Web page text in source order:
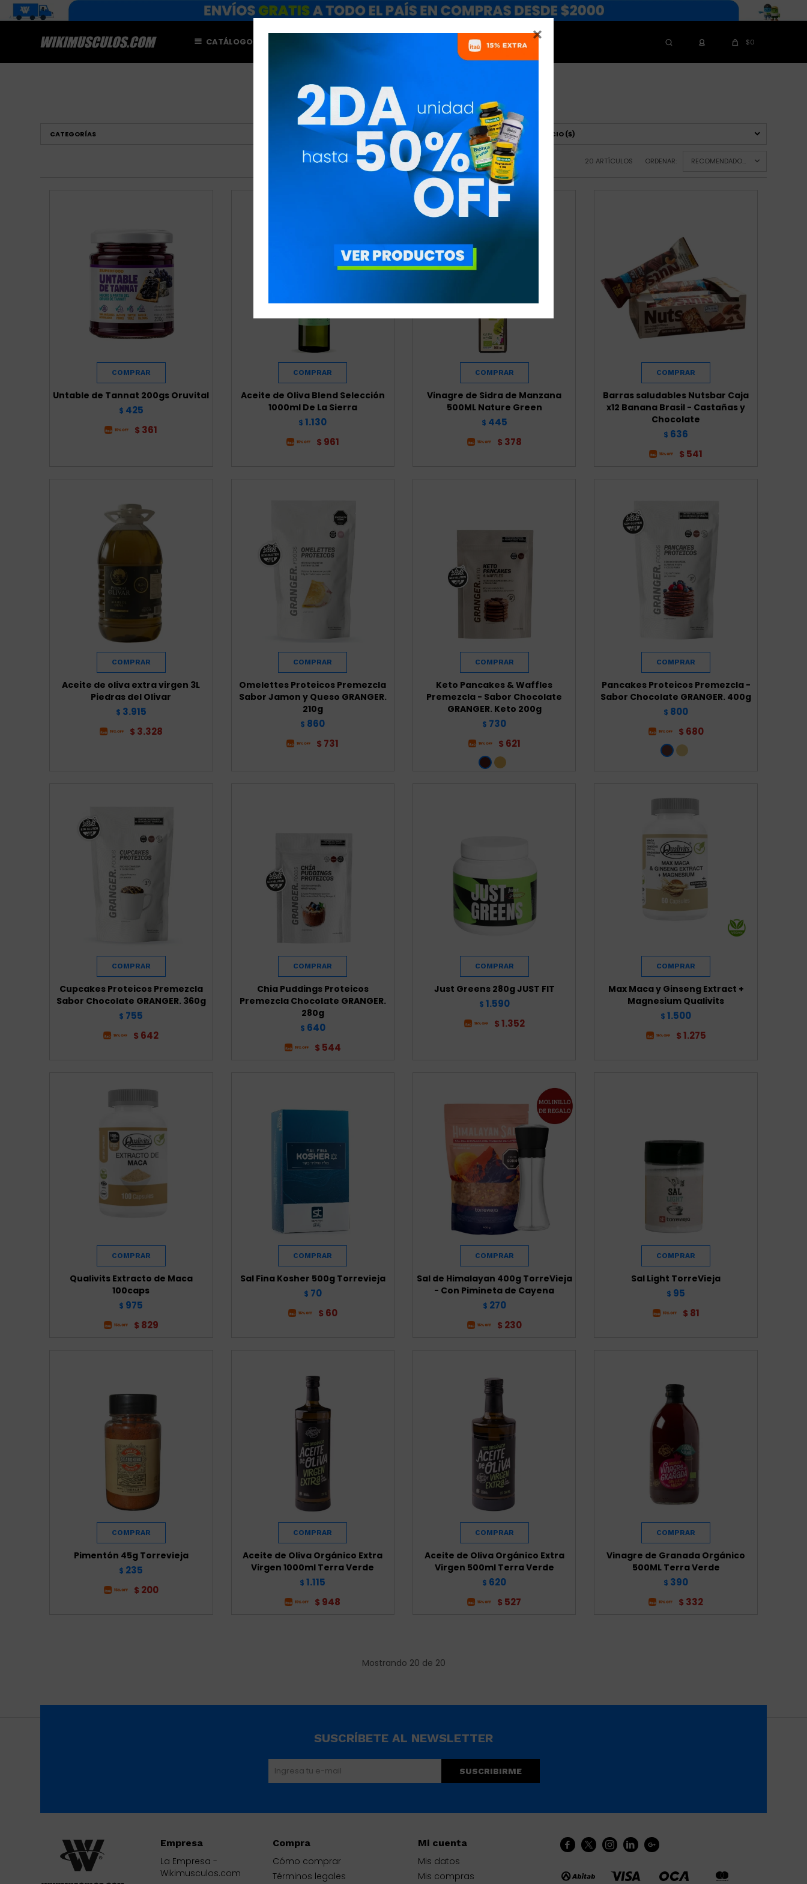

CATÁLOGO NUTRICIONISTAS $0
PRODUCTOS
CATEGORÍAS MARCAS PRECIO($)
20 ARTÍCULOS ORDENAR: RECOMENDADOS
Untable de Tannat 200gs Oruvital
$ 425
$ 361
Aceite de Oliva Blend Selección
1000ml De La Sierra
$ 1.130
$ 961
Vinagre de Sidra de Manzana
500ML Nature Green
$ 445
$ 378
Barras saludables Nutsbar Caja
x12 Banana Brasil - Castañas y
Chocolate
$ 636
$ 541
Aceite de oliva extra virgen 3L
Piedras del Olivar
$ 3.915
$ 3.328
Omelettes Proteicos Premezcla
Sabor Jamon y Queso GRANGER.
210g
$ 860
$ 731
Keto Pancakes & Waffles
Premezcla - Sabor Chocolate
GRANGER. Keto 200g
$ 730
$ 621
Pancakes Proteicos Premezcla -
Sabor Chocolate GRANGER. 400g
$ 800
$ 680
Cupcakes Proteicos Premezcla
Sabor Chocolate GRANGER. 360g
$ 755
$ 642
Chia Puddings Proteicos
Premezcla Chocolate GRANGER.
280g
$ 640
$ 544
Just Greens 280g JUST FIT
$ 1.590
$ 1.352
Max Maca y Ginseng Extract +
Magnesium Qualivits
$ 1.500
$ 1.275
Qualivits Extracto de Maca
100caps
$ 975
$ 829
Sal Fina Kosher 500g Torrevieja
$ 70
$ 60
Sal de Himalayan 400g TorreVieja
- Con Pimineta de Cayena
$ 270
$ 230
Sal Light TorreVieja
$ 95
$ 81
Pimentón 45g Torrevieja
$ 235
$ 200
Aceite de Oliva Orgánico Extra
Virgen 1000ml Terra Verde
$ 1.115
$ 948
Aceite de Oliva Orgánico Extra
Virgen 500ml Terra Verde
$ 620
$ 527
Vinagre de Granada Orgánico
500ML Terra Verde
$ 390
$ 332
Mostrando 20 de 20
    
Empresa
La Empresa -
Wikimusculos.com
Compra
Cómo comprar
Términos legales
Mi cuenta
Mis datos
Mis compras
SUSCRÍBETE AL NEWSLETTER
SUSCRIBIRME